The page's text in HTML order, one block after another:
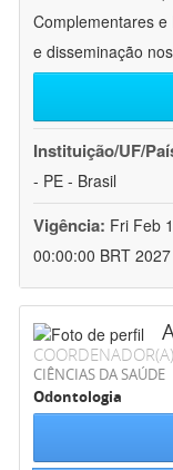
Complementares
e disseminação
Instituição/UF/
- PE - Brasil
Vigência: Fri Feb
00:00:00 BRT 2027
COORDENADOR(A)
CIÊNCIAS DA SAÚDE
Odontologia